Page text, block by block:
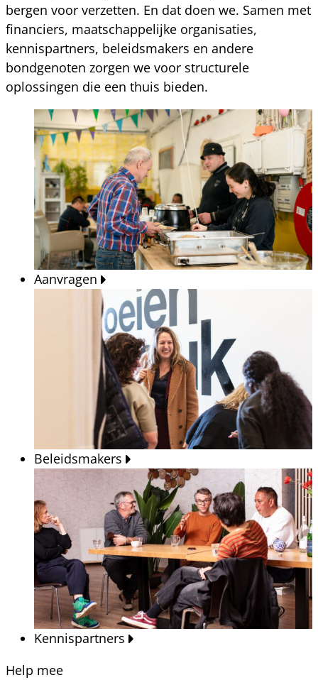
bergen voor verzetten. En dat doen we. Samen met
financiers, maatschappelijke organisaties,
kennispartners, beleidsmakers en andere
bondgenoten zorgen we voor structurele
oplossingen die een thuis bieden.
Aanvragen
Beleidsmakers
Kennispartners
Help mee